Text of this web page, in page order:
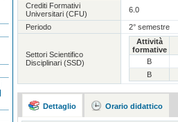
Crediti Formativi
Universitari (CFU)
6.0
Periodo 2° semestre
Settori Scientifico
Disciplinari (SSD)
Attività
formative
B
B
Dettaglio Orario didattico